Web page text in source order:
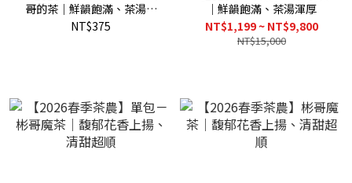
哥的茶｜鮮韻飽滿、茶湯渾
厚
NT$375
｜鮮韻飽滿、茶湯渾厚
NT$1,199 ~ NT$9,800
NT$15,000